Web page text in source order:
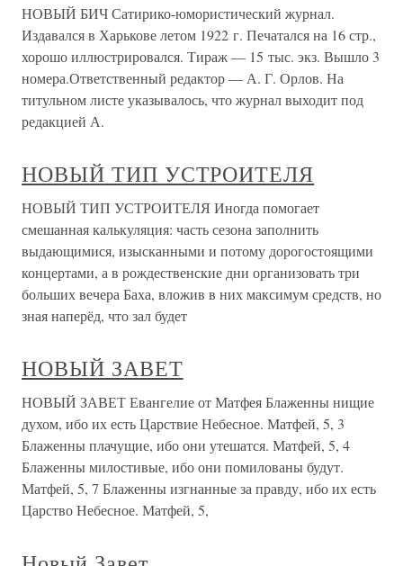
НОВЫЙ БИЧ Сатирико-юмористический журнал.
Издавался в Харькове летом 1922 г. Печатался на 16 стр.,
хорошо иллюстрировался. Тираж — 15 тыс. экз. Вышло 3
номера.Ответственный редактор — А. Г. Орлов. На
титульном листе указывалось, что журнал выходит под
редакцией А.
НОВЫЙ ТИП УСТРОИТЕЛЯ
НОВЫЙ ТИП УСТРОИТЕЛЯ Иногда помогает
смешанная калькуляция: часть сезона заполнить
выдающимися, изысканными и потому дорогостоящими
концертами, а в рождественские дни организовать три
больших вечера Баха, вложив в них максимум средств, но
зная наперёд, что зал будет
НОВЫЙ ЗАВЕТ
НОВЫЙ ЗАВЕТ Евангелие от Матфея Блаженны нищие
духом, ибо их есть Царствие Небесное. Матфей, 5, 3
Блаженны плачущие, ибо они утешатся. Матфей, 5, 4
Блаженны милостивые, ибо они помилованы будут.
Матфей, 5, 7 Блаженны изгнанные за правду, ибо их есть
Царство Небесное. Матфей, 5,